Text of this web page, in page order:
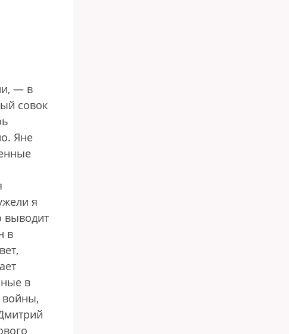
— в
совок
Яне
я
выводит
в
в
войны,